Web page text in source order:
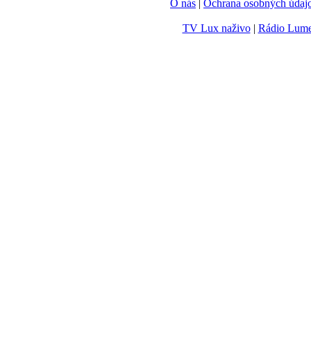
O nás Ochrana osobných
TV Lux naživo| Rádio